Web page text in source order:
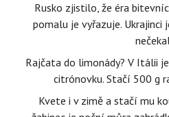
Rusko zjistilo, že éra
pomalu je vyřazuje. Ukrajinci
Rajčata do limonády? V Itálii
citrónovku. Stačí 500 g
Kvete i v zimě a stačí mu